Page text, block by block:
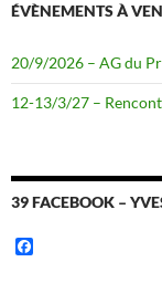
ÉVÈNEMENTS À
20/9/2026 – AG du
12-13/3/27 –
39 FACEBOOK –